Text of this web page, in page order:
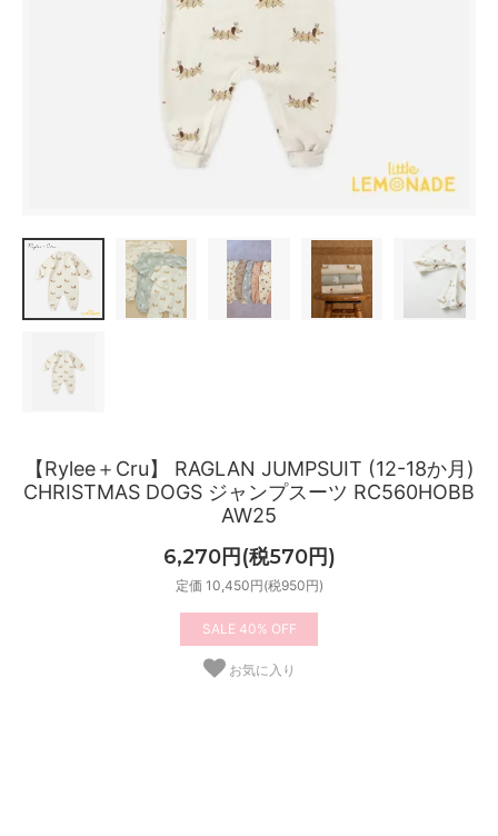
【Rylee＋Cru】 RAGLAN JUMPSUIT (12-18か月)
CHRISTMAS DOGS ジャンプスーツ RC560HOBB
AW25
6,270円(税570円)
定価 10,450円(税950円)
40%
お気に入り